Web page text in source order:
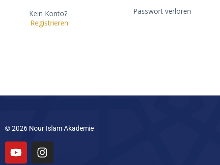
Kein Konto?
Registrieren
Passwort verloren
© 2026 Nour Islam Akademie